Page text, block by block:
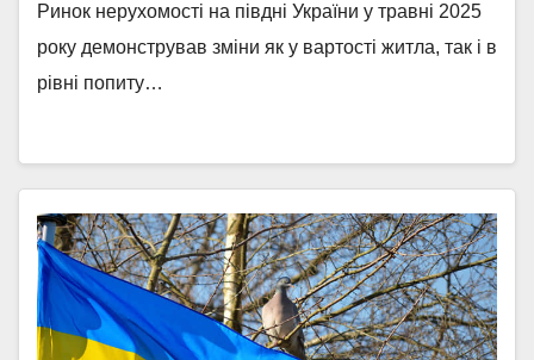
Ринок нерухомості на півдні України у травні 2025
року демонстрував зміни як у вартості житла, так і в
рівні попиту…